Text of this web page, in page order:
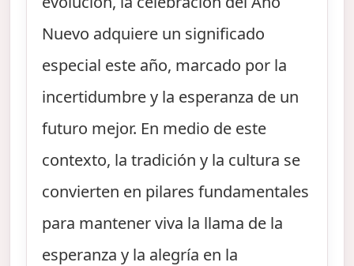
Nuevo adquiere un significado
especial este año, marcado por la
incertidumbre y la esperanza de un
futuro mejor. En medio de este
contexto, la tradición y la cultura se
convierten en pilares fundamentales
para mantener viva la llama de la
esperanza y la alegría en la